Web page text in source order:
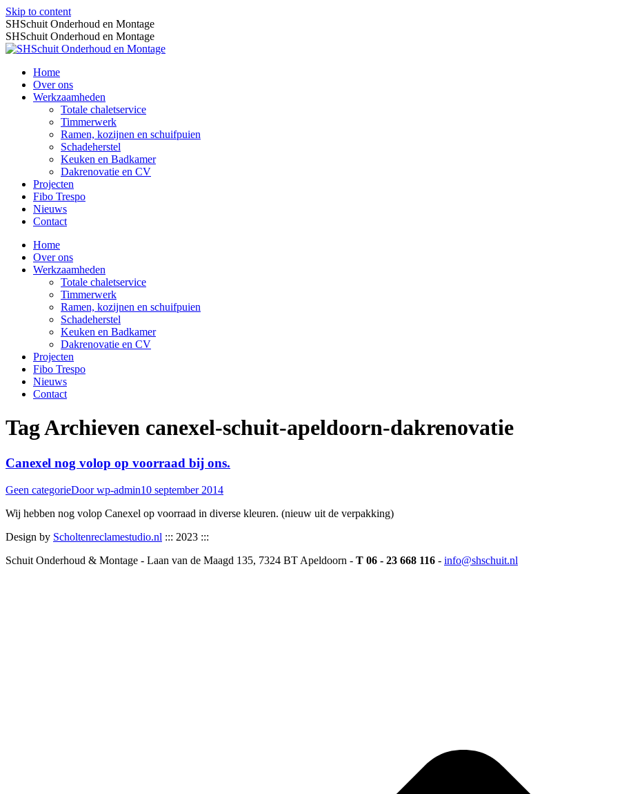
Skip to content
SHSchuit Onderhoud en Montage
SHSchuit Onderhoud en Montage
Home
Over ons
Werkzaamheden
Totale chaletservice
Timmerwerk
Ramen, kozijnen en schuifpuien
Schadeherstel
Keuken en Badkamer
Dakrenovatie en CV
Projecten
Fibo Trespo
Nieuws
Contact
Home
Over ons
Werkzaamheden
Totale chaletservice
Timmerwerk
Ramen, kozijnen en schuifpuien
Schadeherstel
Keuken en Badkamer
Dakrenovatie en CV
Projecten
Fibo Trespo
Nieuws
Contact
Tag Archieven canexel-schuit-apeldoorn-dakrenovatie
Canexel nog volop op voorraad bij ons.
Geen categorieDoorwp-admin10 september 2014
Wij hebben nog volop Canexel op voorraad in diverse kleuren. (nieuw uit de verpakking)
Design by Scholtenreclamestudio.nl ::: 2023 :::
Schuit Onderhoud & Montage - Laan van de Maagd 135, 7324 BT Apeldoorn - T 06 - 23 668 116 - info@shschuit.nl